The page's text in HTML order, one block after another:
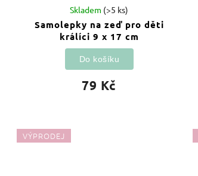
Samolepky na zeď pro děti
králíci 9 x 17 cm
Skladem (>5 ks)
79 Kč
Do košíku
VÝPRODEJ